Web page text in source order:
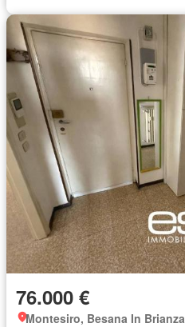
76.000 €
Montesiro, Besana In Brianza